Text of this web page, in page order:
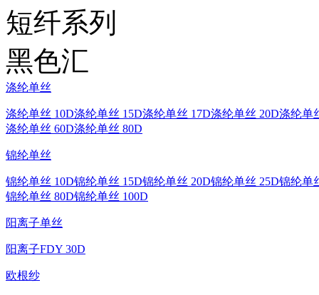
短纤系列
黑色汇
涤纶单丝
涤纶单丝 10D涤纶单丝 15D涤纶单丝 17D涤纶单丝 20D涤纶单
涤纶单丝 60D涤纶单丝 80D
锦纶单丝
锦纶单丝 10D锦纶单丝 15D锦纶单丝 20D锦纶单丝 25D锦纶单
锦纶单丝 80D锦纶单丝 100D
阳离子单丝
阳离子FDY 30D
欧根纱